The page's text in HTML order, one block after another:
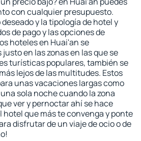
con cualquier presupuesto.
y la tipología de hotel y
de pago y las opciones de
hoteles en Huai'an se
en las zonas en las que se
turísticas populares, también se
lejos de las multitudes. Estos
unas vacaciones largas como
sola noche cuando la zona
ver y pernoctar ahí se hace
hotel que más te convenga y ponte
disfrutar de un viaje de ocio o de